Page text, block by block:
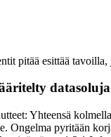
pitää esittää
datasoluja
Yhteensä
Ongelma pyritään